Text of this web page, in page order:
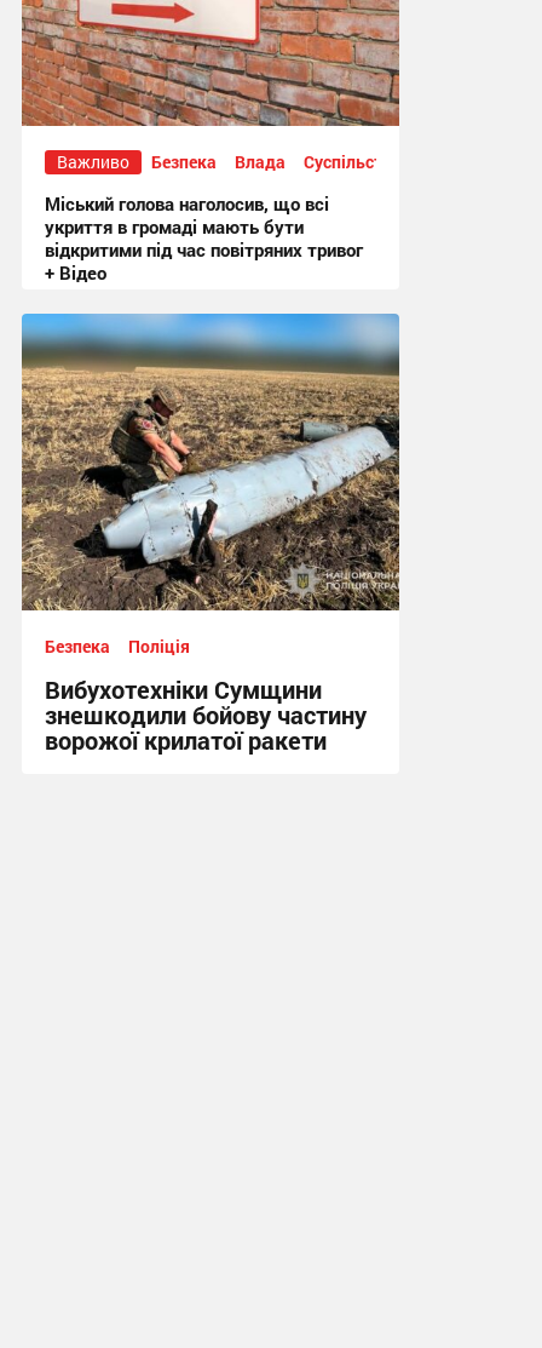
Важливо Безпека Влада Суспільство
Міський голова наголосив, що всі
укриття в громаді мають бути
відкритими під час повітряних тривог
+ Відео
20:50, 3.08.2026
Безпека Поліція
Вибухотехніки Сумщини
знешкодили бойову частину
ворожої крилатої ракети